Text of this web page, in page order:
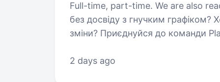
Full-time, part-time. We are also ready to hire a
без досвіду з гнучким графіком?
зміни? Приєднуйся до команди
відвідувачам…
2 days ago